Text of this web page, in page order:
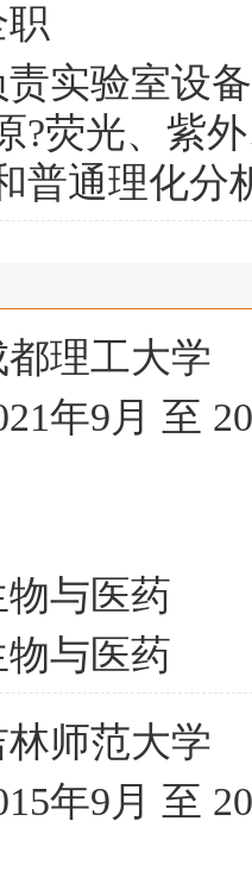
职
责实验室设
?荧光、紫
普通理化分
都理工大学
年9月 至
物与医药
物与医药
林师范大学
年9月 至